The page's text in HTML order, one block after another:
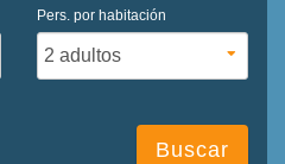
Pers. por habitación
Buscar